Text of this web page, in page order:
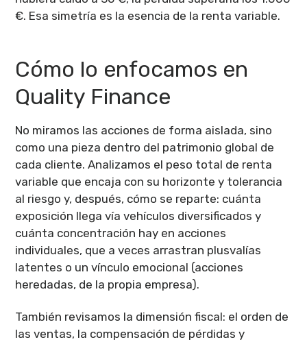
€. Esa simetría es la esencia de la renta variable.
Cómo lo enfocamos en
Quality Finance
No miramos las acciones de forma aislada, sino
como una pieza dentro del patrimonio global de
cada cliente. Analizamos el peso total de renta
variable que encaja con su horizonte y tolerancia
al riesgo y, después, cómo se reparte: cuánta
exposición llega vía vehículos diversificados y
cuánta concentración hay en acciones
individuales, que a veces arrastran plusvalías
latentes o un vínculo emocional (acciones
heredadas, de la propia empresa).
También revisamos la dimensión fiscal: el orden de
las ventas, la compensación de pérdidas y